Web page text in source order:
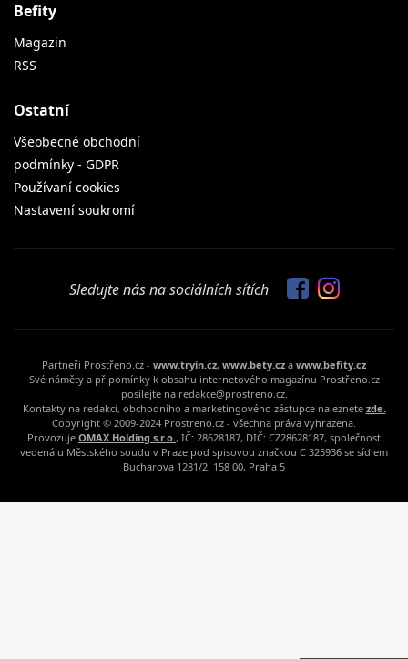
Befity
Magazin
RSS
Ostatní
Všeobecné obchodní
podmínky - GDPR
Používaní cookies
Nastavení soukromí
Sledujte nás na sociálních sítích
Partneři Prostřeno.cz - www.tryin.cz, www.bety.cz a www.befity.cz
Své náměty a připomínky k obsahu internetového magazínu Prostřeno.cz
posílejte na redakce@prostreno.cz.
Kontakty na redakci, obchodního a marketingového zástupce naleznete zde.
Copyright © 2009-2024 Prostreno.cz - všechna práva vyhrazena.
Provozuje OMAX Holding s.r.o., IČ: 28628187, DIČ: CZ28628187, společnost
vedená u Městského soudu v Praze pod spisovou značkou C 325936 se sídlem
Bucharova 1281/2, 158 00, Praha 5